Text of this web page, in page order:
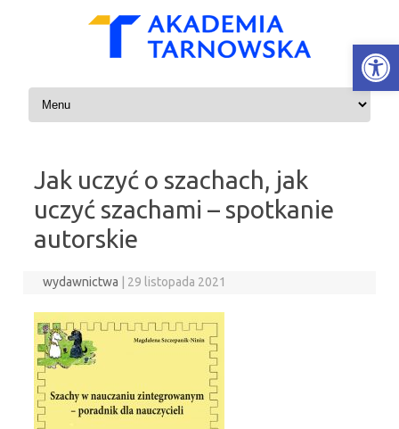
Skip to content
Jak uczyć o szachach, jak
uczyć szachami – spotkanie
autorskie
wydawnictwa 29 listopada 2021